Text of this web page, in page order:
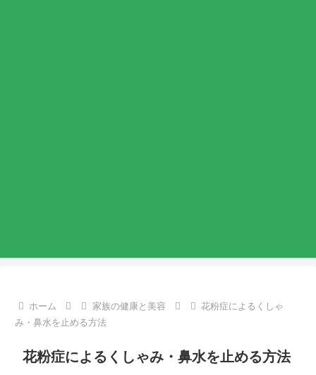
ホーム 家族の健康と美容
花粉症によるくしゃ
み・鼻水を止める方法
花粉症によるくしゃみ・鼻水を止める方法